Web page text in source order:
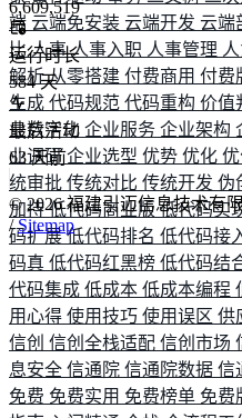
端 云端免安装 云端开发 云端
比人事人事入职 人事管理
解析从零搭建 付费商用 付费
生成 代码规范 代码重构 价值
业数字化 企业服务 企业架构
业调研企业选型 优势 优化
统审批 传统对比 传统开发 伪
加持低代码商业版低代码实
码扩展低代码排名 低代码接
码真 低代码红黑榜 低代码结
代码集成 低成本 低成本编程
用心得 使用技巧 使用误区 供
信创 信创全栈适配 信创市场
息安全 信通院 信通院数据 信
免费 免费实用 免费榜单 免费
6,609,519
运行时长
584 天
最后活动
63 天前
©2026福建引迈信息技术有
/Sitemap